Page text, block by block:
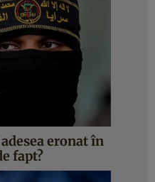
eronat în
fapt?